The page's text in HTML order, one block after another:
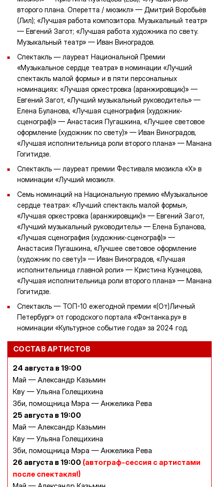
второго плана. Оперетта / мюзикл» — Дмитрий Воробьёв
(Лил); «Лучшая работа композитора. Музыкальный театр»
— Евгений Загот; «Лучшая работа художника по свету.
Музыкальный театр» — Иван Виноградов.
Спектакль — лауреат Национальной Премии
«Музыкальное сердце театра» в номинации «Лучший
спектакль малой формы» и в пяти персональных
номинациях: «Лучшая оркестровка (аранжировщик)» —
Евгений Загот, «Лучший музыкальный руководитель» —
Елена Буланова, «Лучшая сценография (художник-
сценограф)» — Анастасия Пугашкина, «Лучшее световое
оформление (художник по свету)» — Иван Виноградов,
«Лучшая исполнительница роли второго плана» — Манана
Гогитидзе.
Спектакль — лауреат премии Фестиваля мюзикла «Х» в
номинации «Лучший мюзикл».
Семь номинаций на Национальную премию «Музыкальное
сердце театра»: «Лучший спектакль малой формы»,
«Лучшая оркестровка (аранжировщик)» — Евгений Загот,
«Лучший музыкальный руководитель» — Елена Буланова,
«Лучшая сценография (художник-сценограф)» —
Анастасия Пугашкина, «Лучшее световое оформление
(художник по свету)» — Иван Виноградов, «Лучшая
исполнительница главной роли» — Кристина Кузнецова,
«Лучшая исполнительница роли второго плана» — Манана
Гогитидзе.
Спектакль — ТОП-10 ежегодной премии «(От)Личный
Петербург» от городского портала «Фонтанка.ру» в
номинации «Культурное событие года» за 2024 год.
СОСТАВ АРТИСТОВ
24 августа в 19:00
Май — Александр Казьмин
Кву — Ульяна Голещихина
Зби, помощница Мэра — Анжелика Рева
25 августа в 19:00
Май — Александр Казьмин
Кву — Ульяна Голещихина
Зби, помощница Мэра — Анжелика Рева
26 августа в 19:00 (автограф-сессия с артистами
после спектакля!)